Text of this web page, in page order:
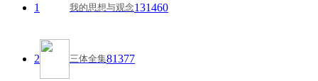
1 我的思想与观念131460
2 三体全集81377